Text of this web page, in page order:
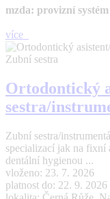
mzda: provizní
více
Zubní sestra
Ortodontický
sestra/
Zubní sestra/
specializací jak na fixní
dentální hygienou ...
vloženo: 23. 7. 2026
platnost do: 22. 9. 2026